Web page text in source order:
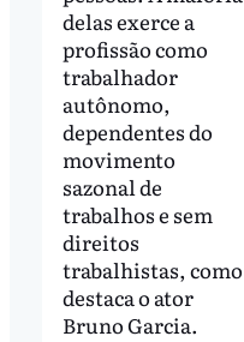
delas exerce a
profissão como
trabalhador
autônomo,
dependentes do
movimento
sazonal de
trabalhos e sem
direitos
trabalhistas, como
destaca o ator
Bruno Garcia.